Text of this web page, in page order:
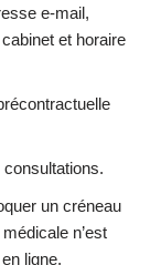
e-mail,
et horaire
un créneau
n’est
ligne.